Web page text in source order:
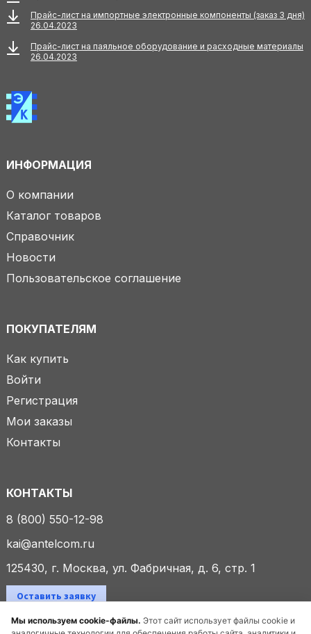
Мы используем cookie-файлы. Этот сайт использует файлы cookie и
Прайс-лист на импортные электронные компоненты (заказ 3 дня)
26.04.2023
Прайс-лист на паяльное оборудование и расходные материалы
26.04.2023
ИНФОРМАЦИЯ
О компании
Каталог товаров
Справочник
Новости
Пользовательское соглашение
ПОКУПАТЕЛЯМ
Как купить
Войти
Регистрация
Мои заказы
Контакты
КОНТАКТЫ
8 (800) 550-12-98
kai@antelcom.ru
125430, г. Москва, ул. Фабричная, д. 6, стр. 1
Оставить заявку